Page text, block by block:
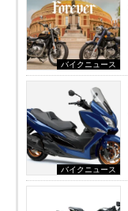
バイクニュース
バイクニュース